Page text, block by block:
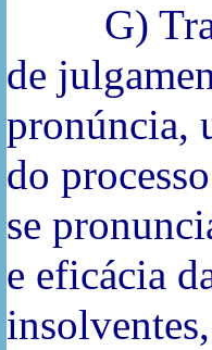
G)
de
pronúncia,
do
se
e eficácia